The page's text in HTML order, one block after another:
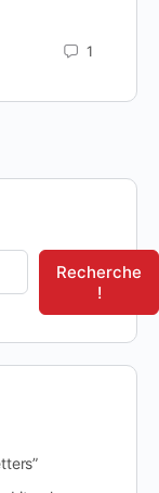
1
Recherche
!